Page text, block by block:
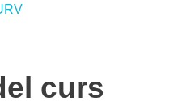
curs